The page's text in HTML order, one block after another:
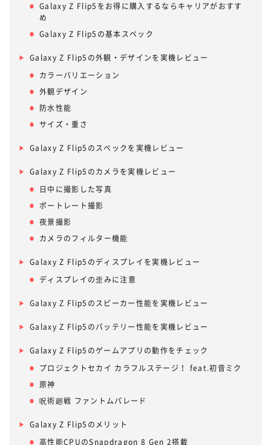
Galaxy Z Flip5をお得に購入するならキャリアがおすす
め
Galaxy Z Flip5の基本スペック
Galaxy Z Flip5の外観・デザインを実機レビュー
カラーバリエーション
外観デザイン
防水性能
サイズ・重さ
Galaxy Z Flip5のスペックを実機レビュー
Galaxy Z Flip5のカメラを実機レビュー
日中に撮影した写真
ポートレート撮影
夜景撮影
カメラのフィルター機能
Galaxy Z Flip5のディスプレイを実機レビュー
ディスプレイの歪みに注意
Galaxy Z Flip5のスピーカー性能を実機レビュー
Galaxy Z Flip5のバッテリー性能を実機レビュー
Galaxy Z Flip5のゲームアプリの動作をチェック
プロジェクトセカイ カラフルステージ！ feat.初音ミク
原神
呪術廻戦 ファントムパレード
Galaxy Z Flip5のメリット
高性能CPUのSnapdragon 8 Gen 2搭載